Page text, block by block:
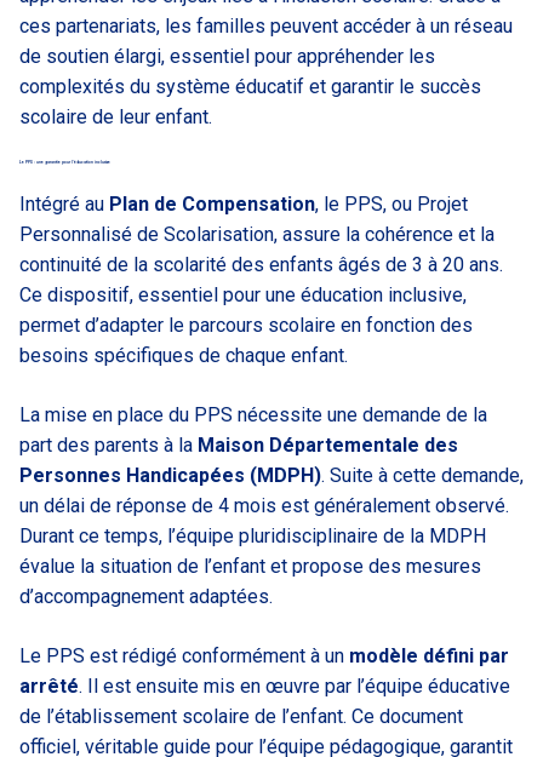
ces partenariats, les familles peuvent accéder à un réseau
de soutien élargi, essentiel pour appréhender les
complexités du système éducatif et garantir le succès
scolaire de leur enfant.
Le PPS : une garantie pour l’éducation inclusive
Intégré au Plan de Compensation, le PPS, ou Projet
Personnalisé de Scolarisation, assure la cohérence et la
continuité de la scolarité des enfants âgés de 3 à 20 ans.
Ce dispositif, essentiel pour une éducation inclusive,
permet d’adapter le parcours scolaire en fonction des
besoins spécifiques de chaque enfant.
La mise en place du PPS nécessite une demande de la
part des parents à la Maison Départementale des
Personnes Handicapées (MDPH). Suite à cette demande,
un délai de réponse de 4 mois est généralement observé.
Durant ce temps, l’équipe pluridisciplinaire de la MDPH
évalue la situation de l’enfant et propose des mesures
d’accompagnement adaptées.
Le PPS est rédigé conformément à un modèle défini par
arrêté. Il est ensuite mis en œuvre par l’équipe éducative
de l’établissement scolaire de l’enfant. Ce document
officiel, véritable guide pour l’équipe pédagogique, garantit